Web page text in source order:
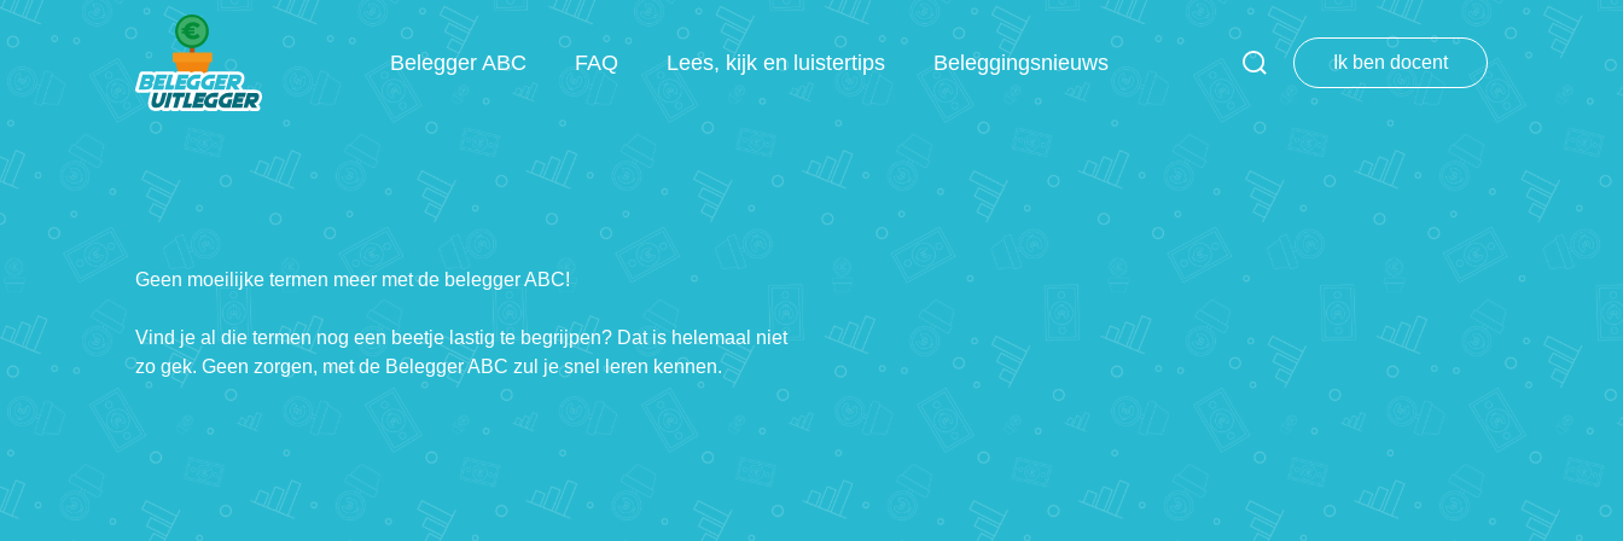
Belegger ABC FAQ Lees, kijk en luistertips Beleggingsnieuws Ik ben docent
Geen moeilijke termen meer met de belegger ABC!
Vind je al die termen nog een beetje lastig te begrijpen? Dat is helemaal niet
zo gek. Geen zorgen, met de Belegger ABC zul je snel leren kennen.